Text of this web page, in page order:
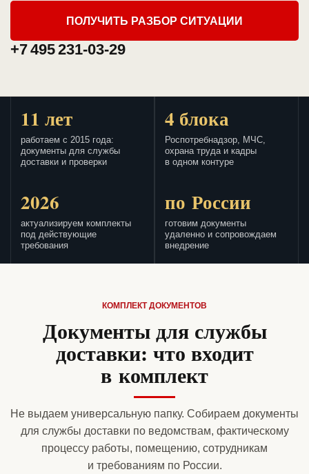
ПОЛУЧИТЬ РАЗБОР СИТУАЦИИ
+7 495 231-03-29
11 лет
работаем с 2015 года:
документы для службы
доставки и проверки
4 блока
Роспотребнадзор, МЧС,
охрана труда и кадры
в одном контуре
2026
актуализируем комплекты
под действующие
требования
по России
готовим документы
удаленно и сопровождаем
внедрение
КОМПЛЕКТ ДОКУМЕНТОВ
Документы для службы
доставки: что входит
в комплект
Не выдаем универсальную папку. Собираем документы
для службы доставки по ведомствам, фактическому
процессу работы, помещению, сотрудникам
и требованиям по России.